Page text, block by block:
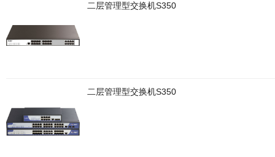
二层管理型交换机S350
二层管理型交换机S350